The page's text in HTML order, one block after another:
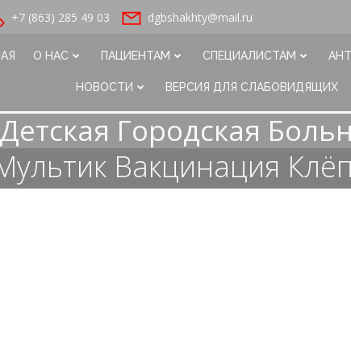
+7 (863) 285 49 03 dgbshakhty@mail.ru
О НАС ПАЦИЕНТАМ СПЕЦИАЛИСТАМ
НОВОСТИ ВЕРСИЯ ДЛЯ СЛАБОВИДЯЩИХ
Детская Городская
Вакцинация